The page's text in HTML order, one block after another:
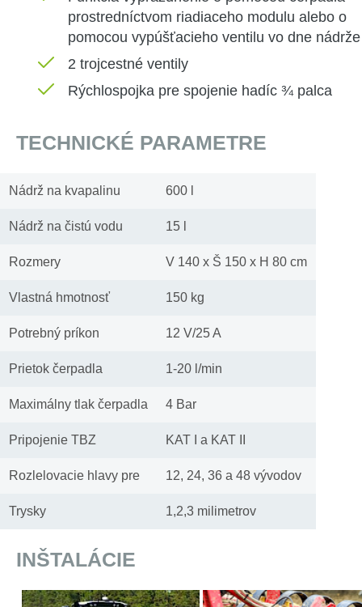
prostredníctvom riadiaceho modulu alebo o
pomocou vypúšťacieho ventilu vo dne nádrže
2 trojcestné ventily
Rýchlospojka pre spojenie hadíc ¾ palca
TECHNICKÉ PARAMETRE
Nádrž na kvapalinu 600 l
Nádrž na čistú vodu 15 l
Rozmery V 140 x Š 150 x H 80 cm
Vlastná hmotnosť 150 kg
Potrebný príkon 12 V/25 A
Prietok čerpadla 1-20 l/min
Maximálny tlak čerpadla 4 Bar
Pripojenie TBZ KAT I a KAT II
Rozlelovacie hlavy pre 12, 24, 36 a 48 vývodov
Trysky 1,2,3 milimetrov
INŠTALÁCIE